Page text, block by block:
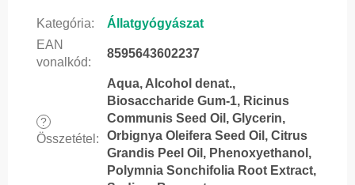
Kategória:
Állatgyógyászat
EAN
vonalkód:
8595643602237
?
Összetétel :
Aqua, Alcohol denat.,
Biosaccharide Gum-1, Ricinus
Communis Seed Oil, Glycerin,
Orbignya Oleifera Seed Oil, Citrus
Grandis Peel Oil, Phenoxyethanol,
Polymnia Sonchifolia Root Extract,